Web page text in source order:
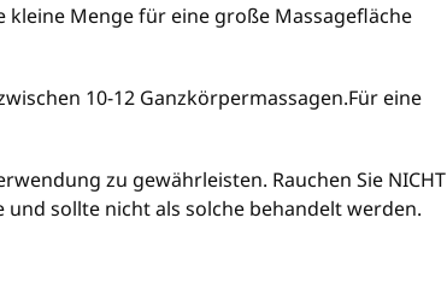
Menge für eine große Massagefläche
10-12 Ganzkörpermassagen.Für eine
zu gewährleisten. Rauchen Sie NICHT
sollte nicht als solche behandelt werden.